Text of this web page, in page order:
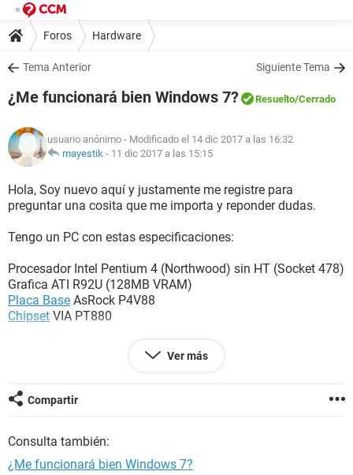
Foros Hardware
Tema Anterior Siguiente Tema
¿Me funcionará bien Windows 7? Resuelto/Cerrado
usuario anónimo - Modificado el 14 dic 2017 a las 16:32
mayestik - 11 dic 2017 a las 15:15
Hola, Soy nuevo aquí y justamente me registre para
preguntar una cosita que me importa y reponder dudas.
Tengo un PC con estas especificaciones:
Procesador Intel Pentium 4 (Northwood) sin HT (Socket 478)
Grafica ATI R92U (128MB VRAM)
Placa Base AsRock P4V88
Chipset VIA PT880
Ustedes creen que me ira bien un Windows 7 Ultimate?
Necesito que me funcione fluido si alguien se anima a
Ver más
Compartir
Consulta también:
¿Me funcionará bien Windows 7?